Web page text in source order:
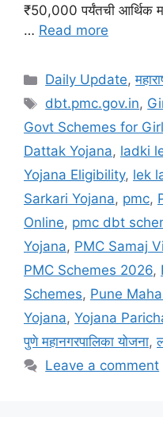
₹50,000 पर्यंतची आर्थिक
… Read more
Categories
Daily Update,
Tags
dbt.pmc.gov.in,
Govt Schemes for
Dattak Yojana, ladki
Yojana Eligibility, lek
Sarkari Yojana, pmc,
Online, pmc dbt
Yojana, PMC Samaj
PMC Schemes 2026,
Schemes, Pune
Yojana, Yojana
पुणे महानगरपालिका योजना,
Leave a comment